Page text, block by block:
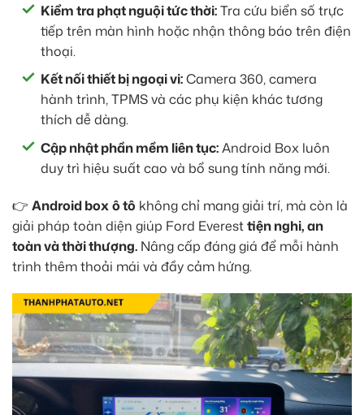
Kiểm tra phạt nguội tức thời:Tra cứu biển số trực
tiếp trên màn hình hoặc nhận thông báo trên điện
thoại.
Kết nối thiết bị ngoại vi:Camera 360, camera
hành trình, TPMS và các phụ kiện khác tương
thích dễ dàng.
Cập nhật phần mềm liên tục:Android Box luôn
duy trì hiệu suất cao và bổ sung tính năng mới.
👉 Android boxô tô không chỉ mang giải trí, mà còn là
giải pháp toàn diện giúp Ford Everesttiện nghi, an
toàn và thời thượng. Nâng cấp đáng giá để mỗi hành
trình thêm thoải mái và đầy cảm hứng.